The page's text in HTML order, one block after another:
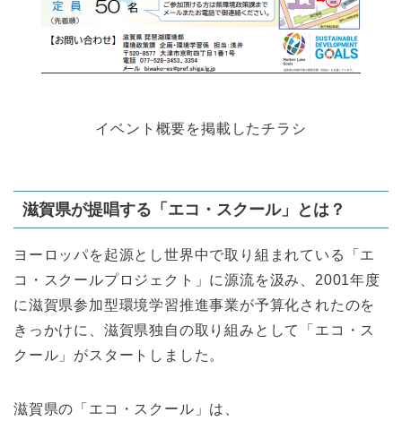
イベント概要を掲載したチラシ
滋賀県が提唱する「エコ・スクール」とは？
ヨーロッパを起源とし世界中で取り組まれている「エ
コ・スクールプロジェクト」に源流を汲み、2001年度
に滋賀県参加型環境学習推進事業が予算化されたのを
きっかけに、滋賀県独自の取り組みとして「エコ・ス
クール」がスタートしました。
滋賀県の「エコ・スクール」は、